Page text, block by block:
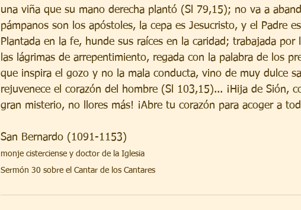
una viña que su mano derecha plantó (Sl 79,15); no va a
pámpanos son los apóstoles, la cepa es Jesucristo, y el Padre
Plantada en la fe, hunde sus raíces en la caridad; trabajada
las lágrimas de arrepentimiento, regada con la palabra de los
que inspira el gozo y no la mala conducta, vino de muy dulce
rejuvenece el corazón del hombre (Sl 103,15)... ¡Hija de Sión,
gran misterio, no llores más! ¡Abre tu corazón para acoger a
San Bernardo (1091-1153)
monje cisterciense y doctor de la Iglesia
Sermón 30 sobre el Cantar de los Cantares